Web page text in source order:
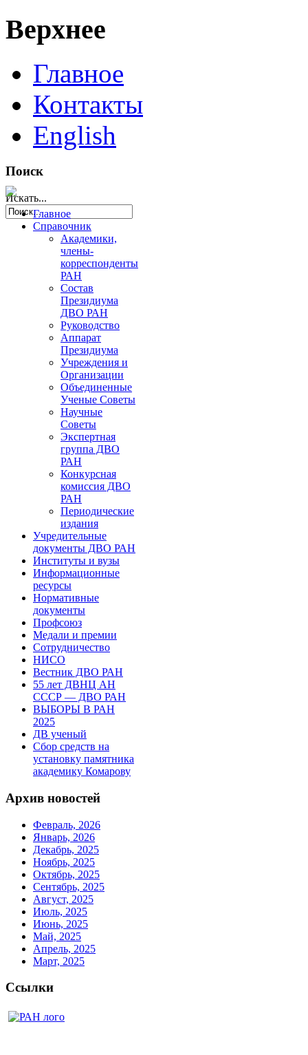
Верхнее
Главное
Контакты
English
Поиск
Искать...
Главное
Справочник
Академики,
члены-
корреспонденты
РАН
Состав
Президиума
ДВО РАН
Руководство
Аппарат
Президиума
Учреждения и
Организации
Объединенные
Ученые Советы
Научные
Советы
Экспертная
группа ДВО
РАН
Конкурсная
комиссия ДВО
РАН
Периодические
издания
Учредительные
документы ДВО РАН
Институты и вузы
Информационные
ресурсы
Нормативные
документы
Профсоюз
Медали и премии
Сотрудничество
НИСО
Вестник ДВО РАН
55 лет ДВНЦ АН
СССР — ДВО РАН
ВЫБОРЫ В РАН
2025
ДВ ученый
Сбор средств на
установку памятника
академику Комарову
Архив новостей
Февраль, 2026
Январь, 2026
Декабрь, 2025
Ноябрь, 2025
Октябрь, 2025
Сентябрь, 2025
Август, 2025
Июль, 2025
Июнь, 2025
Май, 2025
Апрель, 2025
Март, 2025
Ссылки